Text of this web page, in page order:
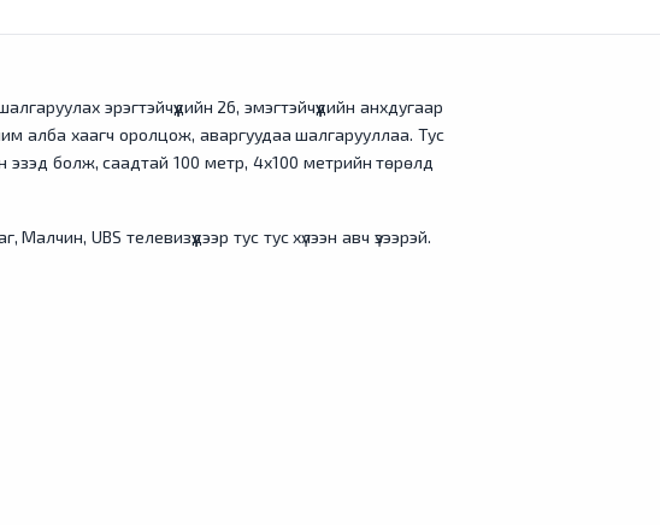
эрэгтэйчүүдийн 26, эмэгтэйчүүдийн анхдугаар
алба хаагч оролцож, аваргуудаа шалгарууллаа. Тус
болж, саадтай 100 метр, 4х100 метрийн төрөлд
UBS телевизүүдээр тус тус хүлээн авч үзээрэй.